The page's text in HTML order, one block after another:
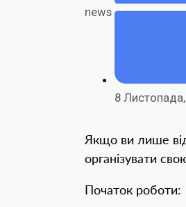
news
8 Листопада,
Якщо ви лише
організувати
Початок роботи: